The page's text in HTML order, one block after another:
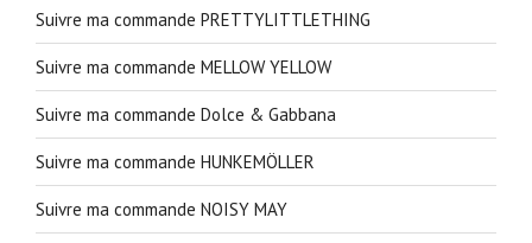
Suivre ma commande PRETTYLITTLETHING
Suivre ma commande MELLOW YELLOW
Suivre ma commande Dolce & Gabbana
Suivre ma commande HUNKEMÖLLER
Suivre ma commande NOISY MAY